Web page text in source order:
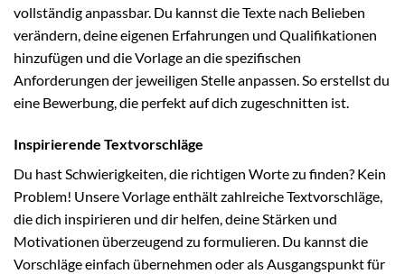
vollständig anpassbar. Du kannst die Texte nach Belieben
verändern, deine eigenen Erfahrungen und Qualifikationen
hinzufügen und die Vorlage an die spezifischen
Anforderungen der jeweiligen Stelle anpassen. So erstellst du
eine Bewerbung, die perfekt auf dich zugeschnitten ist.
Inspirierende Textvorschläge
Du hast Schwierigkeiten, die richtigen Worte zu finden? Kein
Problem! Unsere Vorlage enthält zahlreiche Textvorschläge,
die dich inspirieren und dir helfen, deine Stärken und
Motivationen überzeugend zu formulieren. Du kannst die
Vorschläge einfach übernehmen oder als Ausgangspunkt für